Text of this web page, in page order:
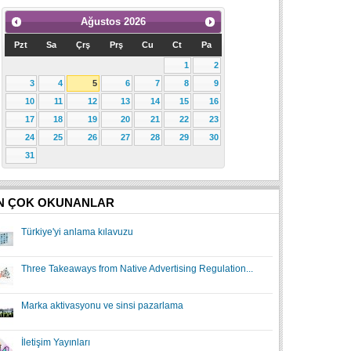
Ağustos 2026
Pzt Sa Çrş Prş Cu Ct Pa
1
2
3
4 5 6 7 8
9
10
11 12 13 14 15
16
17
18 19 20 21 22
23
24
25 26 27 28 29
30
31
ÇOK OKUNANLAR
Türkiye'yi anlama kılavuzu
Three Takeaways from Native Advertising Regulation...
Marka aktivasyonu ve sinsi pazarlama
İletişim Yayınları